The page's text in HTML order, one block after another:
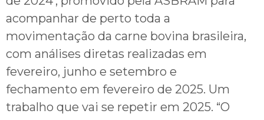
acompanhar de perto toda a
movimentação da carne bovina brasileira,
com análises diretas realizadas em
fevereiro, junho e setembro e
fechamento em fevereiro de 2025. Um
trabalho que vai se repetir em 2025. “O